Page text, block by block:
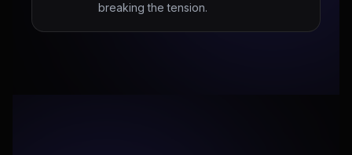
breaking the tension.